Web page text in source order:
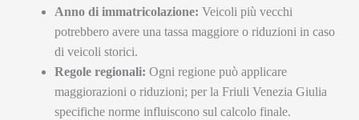
Anno di immatricolazione: Veicoli più vecchi
potrebbero avere una tassa maggiore o riduzioni in caso
di veicoli storici.
Regole regionali: Ogni regione può applicare
maggiorazioni o riduzioni; per la Friuli Venezia Giulia
specifiche norme influiscono sul calcolo finale.